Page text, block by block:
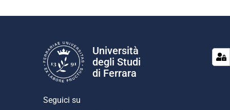
Università
degli Studi
di Ferrara
Seguici su